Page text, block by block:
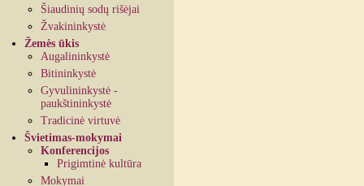
Šiaudinių sodų rišėjai
Žvakininkystė
Žemės ūkis
Augalininkystė
Bitininkystė
Gyvulininkystė -
paukštininkystė
Tradicinė virtuvė
Švietimas-mokymai
Konferencijos
Prigimtinė kultūra
Mokymai